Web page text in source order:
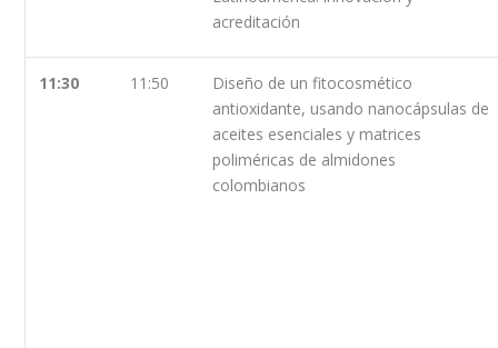
acreditación
11:30 11:50
Diseño de un fitocosmético
antioxidante, usando nanocápsulas de
aceites esenciales y matrices
poliméricas de almidones
colombianos